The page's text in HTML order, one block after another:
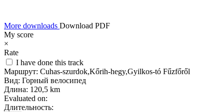
More downloads Download PDF
My score
×
Rate
I have done this track
Маршрут: Cuhas-szurdok,Kőrih-hegy,Gyilkos-tó Fűzfőről
Вид: Горный велосипед
Длина: 120,5 km
Evaluated on:
Длительность: